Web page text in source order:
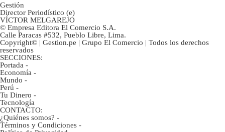
Gestión
Director Periodístico (e)
VÍCTOR MELGAREJO
© Empresa Editora El Comercio S.A.
Calle Paracas #532, Pueblo Libre, Lima.
Copyright© | Gestion.pe | Grupo El Comercio | Todos los derechos
reservados
SECCIONES:
Portada -
Economía -
Mundo -
Perú -
Tu Dinero -
Tecnología
CONTACTO:
¿Quiénes somos? -
Términos y Condiciones -